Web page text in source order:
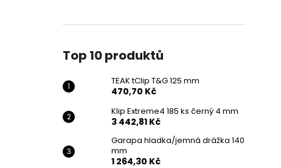
Top 10 produktů
TEAK tClip T&G 125 mm
470,70 Kč
Klip Extreme4 185 ks černý 4 mm
3 442,81 Kč
Garapa hladka/jemná drážka 140
mm
1 264,30 Kč